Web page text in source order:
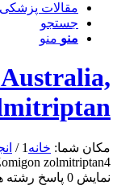
مقالات پزشکی
جستجو
منو منو
مکان شما: خانه 1
/
zolmitriptan4
نمایش 0 پاسخ رشته ها